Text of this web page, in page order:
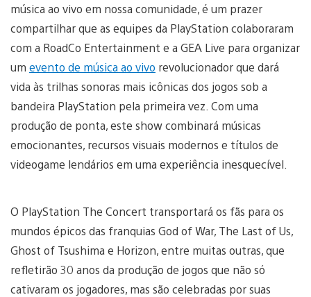
música ao vivo em nossa comunidade, é um prazer
compartilhar que as equipes da PlayStation colaboraram
com a RoadCo Entertainment e a GEA Live para organizar
um evento de música ao vivo revolucionador que dará
vida às trilhas sonoras mais icônicas dos jogos sob a
bandeira PlayStation pela primeira vez. Com uma
produção de ponta, este show combinará músicas
emocionantes, recursos visuais modernos e títulos de
videogame lendários em uma experiência inesquecível.
O PlayStation The Concert transportará os fãs para os
mundos épicos das franquias God of War, The Last of Us,
Ghost of Tsushima e Horizon, entre muitas outras, que
refletirão 30 anos da produção de jogos que não só
cativaram os jogadores, mas são celebradas por suas